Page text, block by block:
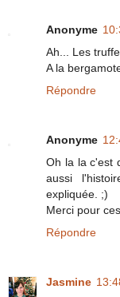
Anonyme
Ah... Les
A la
Répondre
Anonyme
Oh la la c'est
aussi
expliquée. ;)
Merci pour
Répondre
Jasmine